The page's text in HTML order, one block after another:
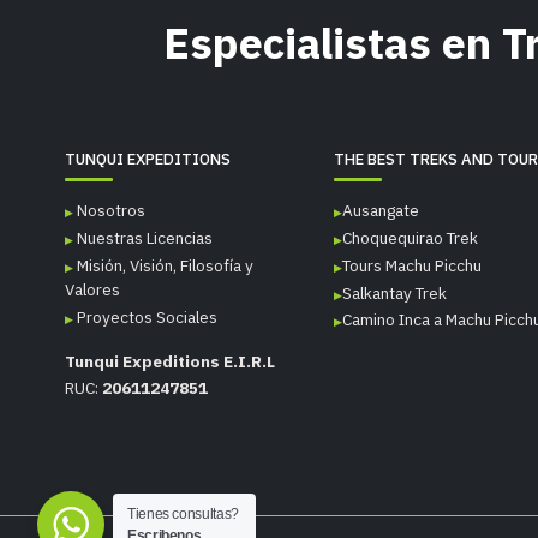
Especialistas en
TUNQUI EXPEDITIONS
Nosotros
Nuestras Licencias
Misión, Visión, Filosofía y
Valores
Proyectos Sociales
Tunqui Expeditions E.I.R.L
RUC: 20611247851
THE BEST TREKS AND
Ausangate
Choquequirao Trek
Tours Machu Picchu
Salkantay Trek
Camino Inca a Machu
Tienes consultas?